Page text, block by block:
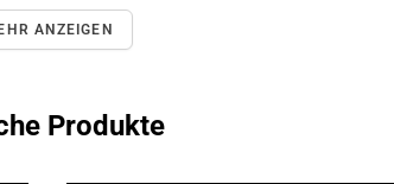
ANZEIGEN
Produkte